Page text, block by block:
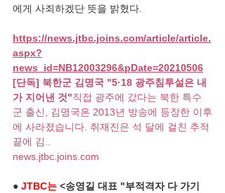
에게 사죄하겠단 뜻을 밝혔다.
https://news.jtbc.joins.com/article/article.
aspx?
news_id=NB12003296&pDate=20210506
[단독] 북한군 김명국 "5·18 광주침투설은 내
가 지어낸 것"직접 광주에 갔다는 북한 특수
군 출신, 김명국은 2013년 방송에 등장한 이후
에 사라졌습니다. 취재진은 석 달에 걸친 추적
끝에 김..
news.jtbc.joins.com
● JTBC는 <송영길 대표 "부적격자 다 가기